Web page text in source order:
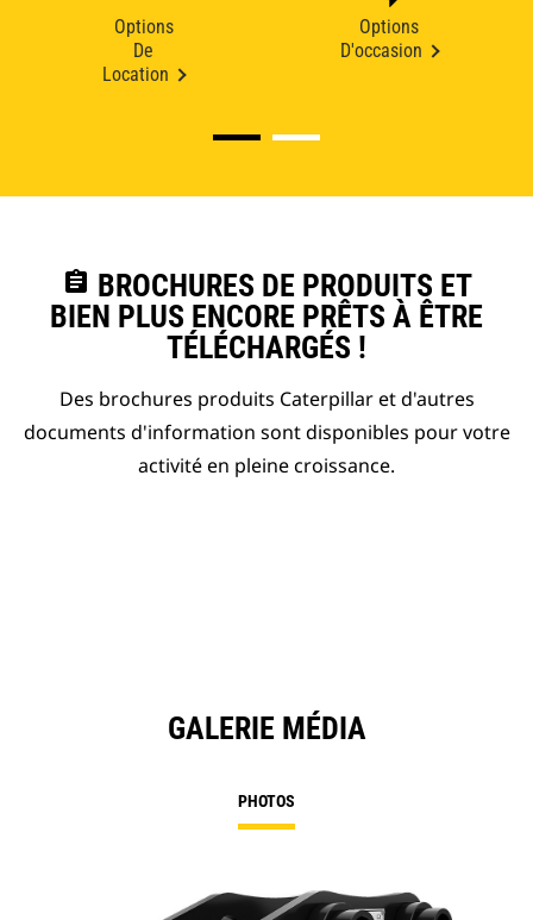
Options
De
Location
Options
D'occasion
assignment BROCHURES DE PRODUITS ET
BIEN PLUS ENCORE PRÊTS À ÊTRE
TÉLÉCHARGÉS !
Des brochures produits Caterpillar et d'autres
documents d'information sont disponibles pour votre
activité en pleine croissance.
GALERIE MÉDIA
PHOTOS